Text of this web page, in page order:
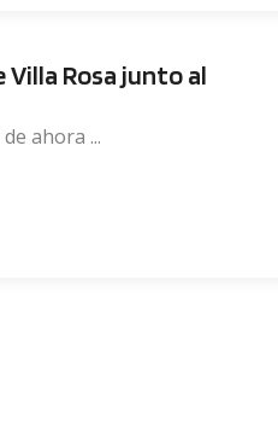
Villa Rosa junto al
ahora ...